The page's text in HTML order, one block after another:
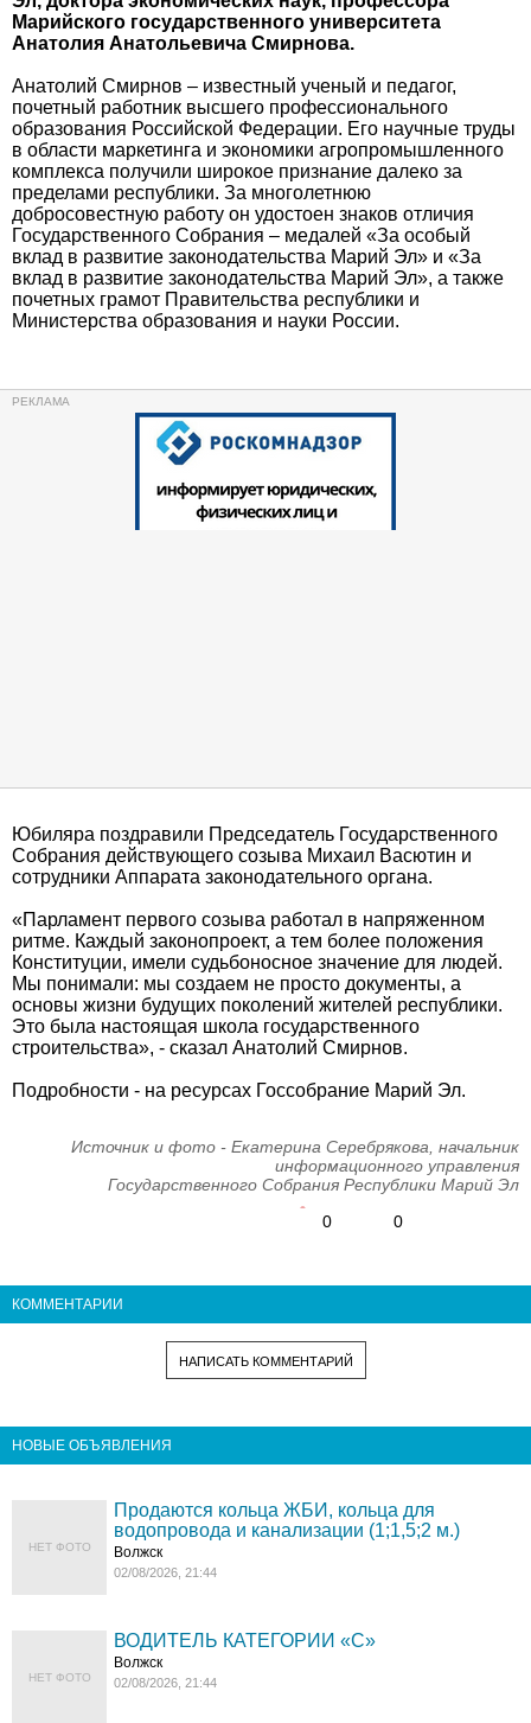
Марийского государственного университета
Анатолия Анатольевича Смирнова.
Анатолий Смирнов – известный ученый и педагог,
почетный работник высшего профессионального
образования Российской Федерации. Его научные труды
в области маркетинга и экономики агропромышленного
комплекса получили широкое признание далеко за
пределами республики. За многолетнюю
добросовестную работу он удостоен знаков отличия
Государственного Собрания – медалей «За особый
вклад в развитие законодательства Марий Эл» и «За
вклад в развитие законодательства Марий Эл», а также
почетных грамот Правительства республики и
Министерства образования и науки России.
Юбиляра поздравили Председатель Государственного
Собрания действующего созыва Михаил Васютин и
сотрудники Аппарата законодательного органа.
«Парламент первого созыва работал в напряженном
ритме. Каждый законопроект, а тем более положения
Конституции, имели судьбоносное значение для людей.
Мы понимали: мы создаем не просто документы, а
основы жизни будущих поколений жителей республики.
Это была настоящая школа государственного
строительства», - сказал Анатолий Смирнов.
Подробности - на ресурсах Госсобрание Марий Эл.
Источник и фото - Екатерина Серебрякова, начальник
информационного управления
Государственного Собрания Республики Марий Эл
0
0
КОММЕНТАРИИ
НАПИСАТЬ КОММЕНТАРИЙ
НОВЫЕ ОБЪЯВЛЕНИЯ
НЕТ ФОТО
Продаются кольца ЖБИ, кольца для
водопровода и канализации (1;1,5;2 м.)
Волжск
02/08/2026, 21:44
НЕТ ФОТО
ВОДИТЕЛЬ КАТЕГОРИИ «C»
Волжск
02/08/2026, 21:44